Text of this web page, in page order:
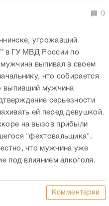
0
угрожавший
в ГУ МВД России по
выпивал в своем
что собирается
выпивший мужчина
серьезности
ей перед девушкой.
на вызов прибыли
"фехтовальщика".
что мужчина уже
под влиянием алкоголя.
Комментарии